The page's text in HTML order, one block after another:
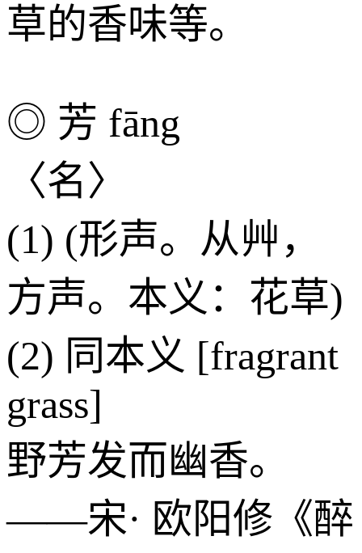
草的香味等。
◎ 芳 fāng
〈名〉
(1) (形声。从艸，
方声。本义：花草)
(2) 同本义 [fragrant
grass]
野芳发而幽香。
——宋· 欧阳修《醉